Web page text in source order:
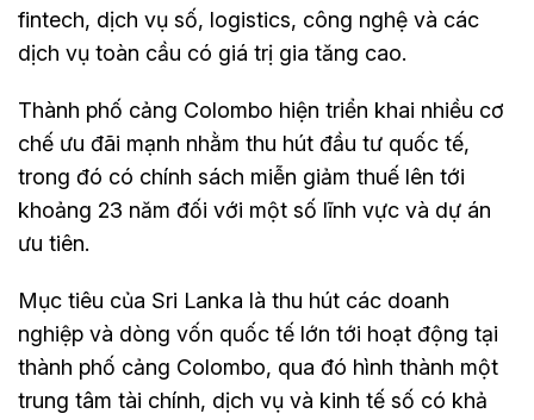
fintech, dịch vụ số, logistics, công nghệ và các
dịch vụ toàn cầu có giá trị gia tăng cao.
Thành phố cảng Colombo hiện triển khai nhiều cơ
chế ưu đãi mạnh nhằm thu hút đầu tư quốc tế,
trong đó có chính sách miễn giảm thuế lên tới
khoảng 23 năm đối với một số lĩnh vực và dự án
ưu tiên.
Mục tiêu của Sri Lanka là thu hút các doanh
nghiệp và dòng vốn quốc tế lớn tới hoạt động tại
thành phố cảng Colombo, qua đó hình thành một
trung tâm tài chính, dịch vụ và kinh tế số có khả